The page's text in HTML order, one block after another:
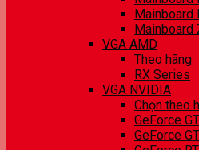
Mainboard
Mainboard
VGA AMD
Theo hãng
RX Series
VGA NVIDIA
Chọn theo
GeForce
GeForce